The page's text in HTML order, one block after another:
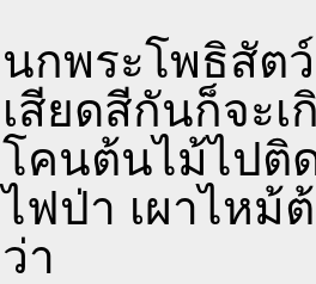
นกพระโพธิสัต
เสียดสีกันก็จะ
โคนต้นไม้ไปติ
ไฟป่า เผาไหม้
ว่า